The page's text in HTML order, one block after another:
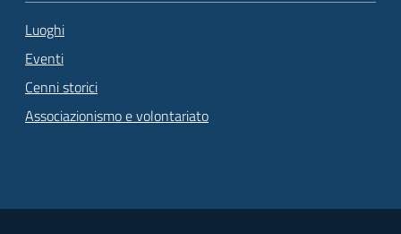
Luoghi
Eventi
Cenni storici
Associazionismo e volontariato